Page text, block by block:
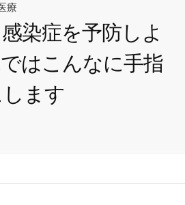
療
染症を予防しよ
はこんなに手指
ます